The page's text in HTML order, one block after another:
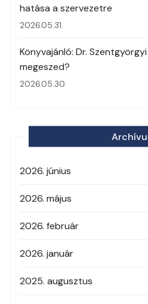
hatása a szervezetre
2026.05.31.
Könyvajánló: Dr.
megeszed?
2026.05.30.
2026. június
2026. május
2026. február
2026. január
2025. augusztus